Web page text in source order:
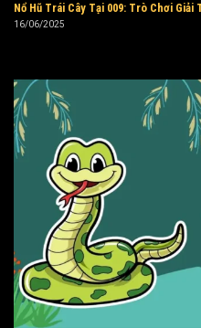
Nổ Hũ Trái Cây Tại 009: Trò Chơi
16/06/2025